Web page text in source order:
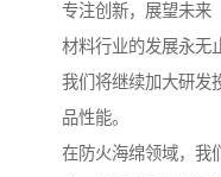
专注创新，展望未来
材料行业的发展永无
我们将继续加大研发
品性能。
在防火海绵领域，我